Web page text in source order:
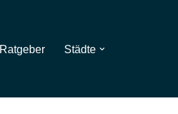
Ratgeber Städte